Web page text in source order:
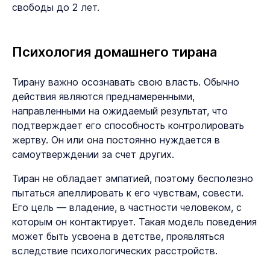
свободы до 2 лет.
Психология домашнего тирана
Тирану важно осознавать свою власть. Обычно
действия являются преднамеренными,
направленными на ожидаемый результат, что
подтверждает его способность контролировать
жертву. Он или она постоянно нуждается в
самоутверждении за счет других.
Тиран не обладает эмпатией, поэтому бесполезно
пытаться апеллировать к его чувствам, совести.
Его цель — владение, в частности человеком, с
которым он контактирует. Такая модель поведения
может быть усвоена в детстве, проявляться
вследствие психологических расстройств.